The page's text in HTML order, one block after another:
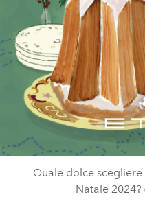
Quale dolce
Natale